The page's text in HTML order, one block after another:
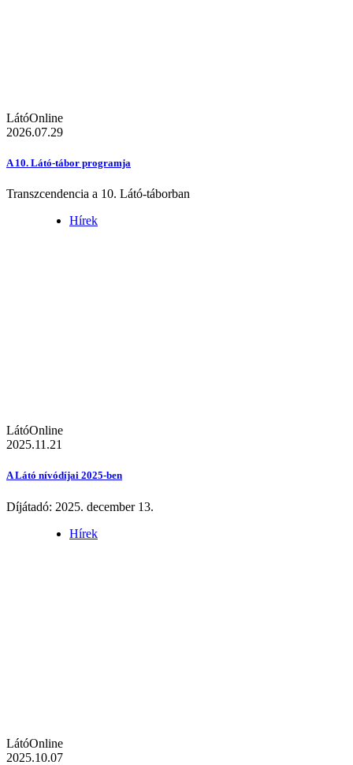
LátóOnline
2026.07.29
A 10. Látó-tábor programja
Transzcendencia a 10. Látó-táborban
Hírek
LátóOnline
2025.11.21
A Látó nívódíjai 2025-ben
Díjátadó: 2025. december 13.
Hírek
LátóOnline
2025.10.07